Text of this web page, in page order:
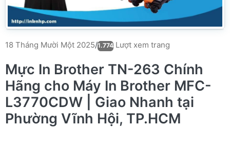
18 Tháng Mười Một 2025/1.774 Lượt xem trang
Mực In Brother TN-263 Chính
Hãng cho Máy In Brother MFC-
L3770CDW | Giao Nhanh tại
Phường Vĩnh Hội, TP.HCM